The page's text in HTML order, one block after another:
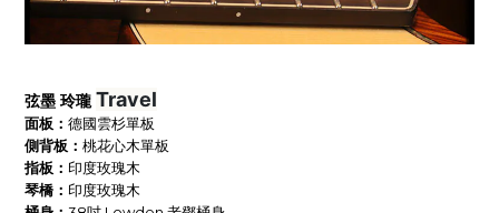
弦墨 玲瓏Travel
面板： 德國雲杉單板
側背板： 桃花心木單板
指板： 印度玫瑰木
琴橋： 印度玫瑰木